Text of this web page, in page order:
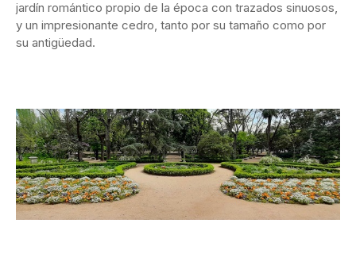
jardín romántico propio de la época con trazados sinuosos,
y un impresionante cedro, tanto por su tamaño como por
su antigüedad.